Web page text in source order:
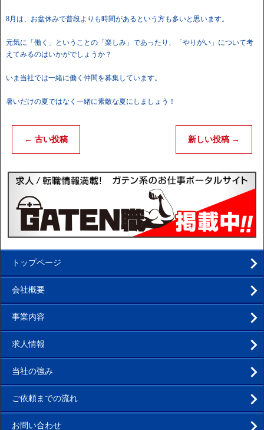
8月は、お盆休みで普段よりも時間があるという方も多いと思います。
元気に「働く」ということの「楽しみ」であったり、「やりがい」について考
えてみるのはいかがでしょうか？
いま当社では一緒に働く仲間を募集しています。
暑いだけの夏ではなく一緒に素敵な夏にしましょう！
← 古い投稿 新しい投稿 →
トップページ
会社概要
事業内容
求人情報
当社の強み
ご依頼までの流れ
お問い合わせ